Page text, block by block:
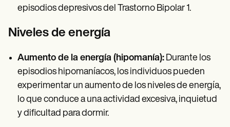
episodios depresivos del Trastorno Bipolar 1.
Niveles de energía
Aumento de la energía (hipomanía): Durante los
episodios hipomaníacos, los individuos pueden
experimentar un aumento de los niveles de energía,
lo que conduce a una actividad excesiva, inquietud
y dificultad para dormir.